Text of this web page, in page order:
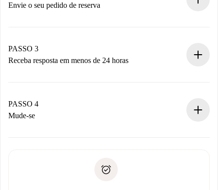
antecipadamente.
Envie o seu pedido de reserva
Não cobramos nada até que o proprietário confirme.
PASSO 3
Receba resposta em menos de 24 horas
proprietário.
Se recusada: não cobraremos nada e ofereceremos
Débito direto bancário
PASSO 4
Mude-se
não comunicar nenhum problema.